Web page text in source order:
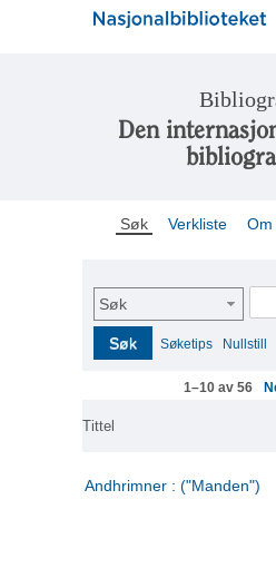
Den
Søk Verkliste Om
Søk
Søk Søketips Nullstill
1–10 av 56
Tittel
Andhrimner : ("Manden")